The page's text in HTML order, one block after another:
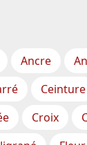
Ancre
Ceinture
Croix